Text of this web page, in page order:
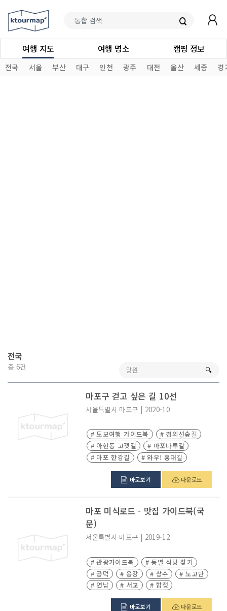
여행 지도 여행 명소 캠핑 정보
전국 서울 부산 대구 인천 광주 대전 울산 세종 경
전국
총 6건 🔍︎
마포구 걷고 싶은 길 10선
서울특별시 마포구 | 2020-10
# 도보여행 가이드북
# 경의선숲길
# 아현동 고갯길
# 마포나루길
# 마포 한강길
# 와우! 홍대길
# 개천 한강길바로보기 다운로드
마포 미식로드 - 맛집 가이드북(국
문)
서울특별시 마포구 2019-12
# 관광가이드북
# 동별 식당 찾기
# 공덕
# 용강 # 상수
# 노고단
# 연남
# 서교 # 합정
바로보기 다운로드